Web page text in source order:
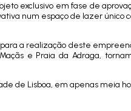
exclusivo em fase de
num espaço de lazer único
a realização deste
e Praia da Adraga,
de Lisboa, em apenas meia